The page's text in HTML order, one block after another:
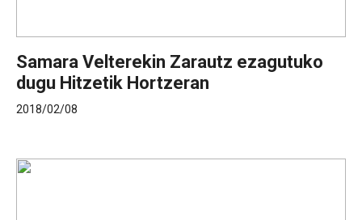
Samara Velterekin Zarautz ezagutuko
dugu Hitzetik Hortzeran
2018/02/08